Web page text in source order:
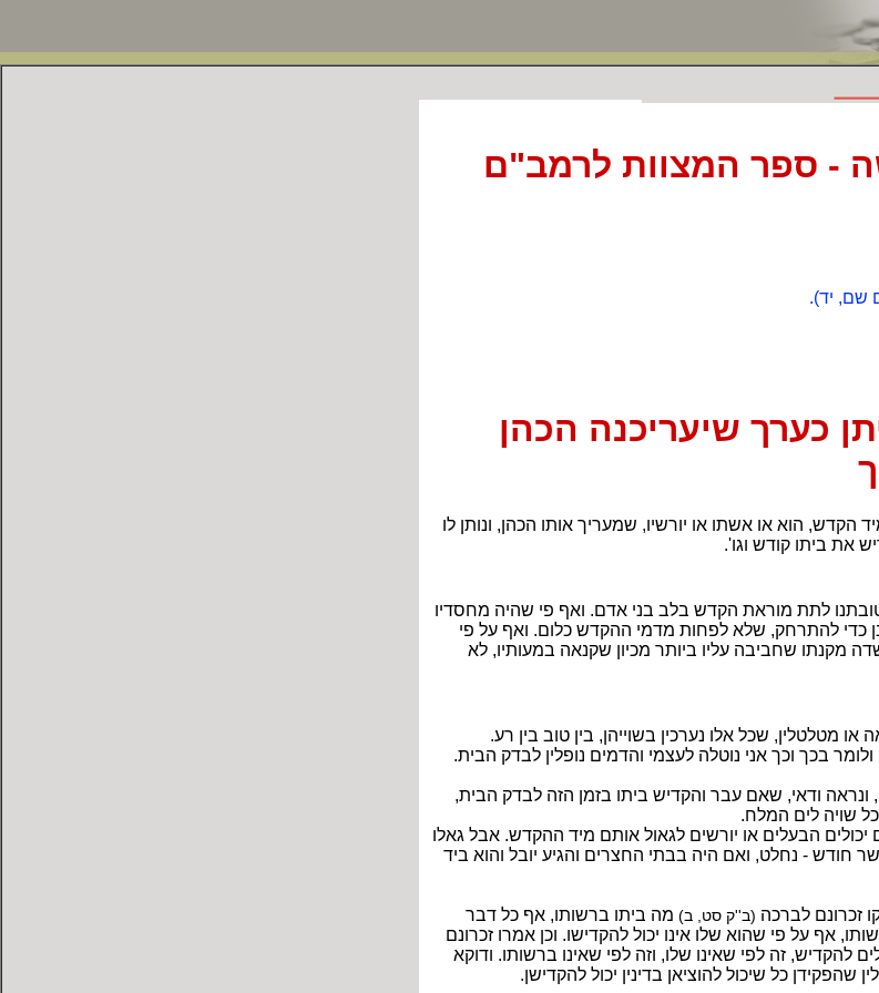
- ספר המצוות לרמב"ם
שם, יד).
כערך שיעריכנה הכהן
הקדש, הוא או אשתו או יורשיו, שמעריך אותו הכהן, ונותן לו
את ביתו קודש וגו'.
לתת מוראת הקדש בלב בני אדם. ואף פי שהיה מחסדיו
כדי להתרחק, שלא לפחות מדמי ההקדש כלום. ואף על פי
מקנתו שחביבה עליו ביותר מכיון שקנאה במעותיו, לא
שכל אלו נערכין בשוייהן, בין טוב בין רע.
בכך וכך אני נוטלה לעצמי והדמים נופלין לבדק הבית.
ונראה ודאי, שאם עבר והקדיש ביתו בזמן הזה לבדק הבית,
שויה לים המלח.
הבעלים או יורשים לגאול אותם מיד ההקדש. אבל גאלו
- נחלט, ואם היה בבתי החצרים והגיע יובל והוא ביד
זכרונם לברכה (ב''ק סט, ב) מה ביתו ברשותו, אף כל דבר
אף על פי שהוא שלו אינו יכול להקדישו. וכן אמרו זכרונם
להקדיש, זה לפי שאינו שלו, וזה לפי שאינו ברשותו. ודוקא
כל שיכול להוציאן בדינין יכול להקדישן.